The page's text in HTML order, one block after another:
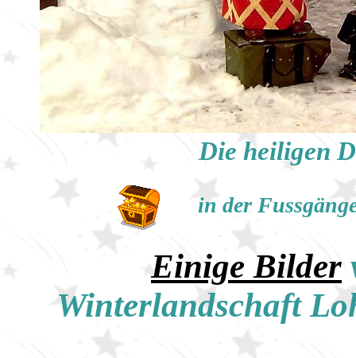
Die heiligen
in der
Einige Bilder
Winterlandschaft